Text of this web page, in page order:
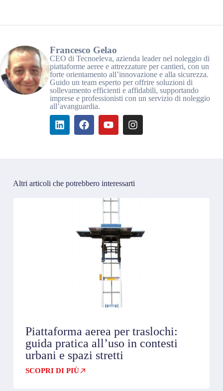
Francesco Gelao
CEO di Tecnoeleva, azienda leader nel noleggio di
piattaforme aeree e attrezzature per cantieri, con un
forte orientamento all’innovazione e alla sicurezza.
Guido un team esperto per offrire soluzioni di
sollevamento efficienti e affidabili, supportando
imprese e professionisti con un servizio di noleggio
all’avanguardia.
Altri articoli che potrebbero interessarti
Piattaforma aerea per traslochi:
guida pratica all’uso in contesti
urbani e spazi stretti
SCOPRI DI PIÙ